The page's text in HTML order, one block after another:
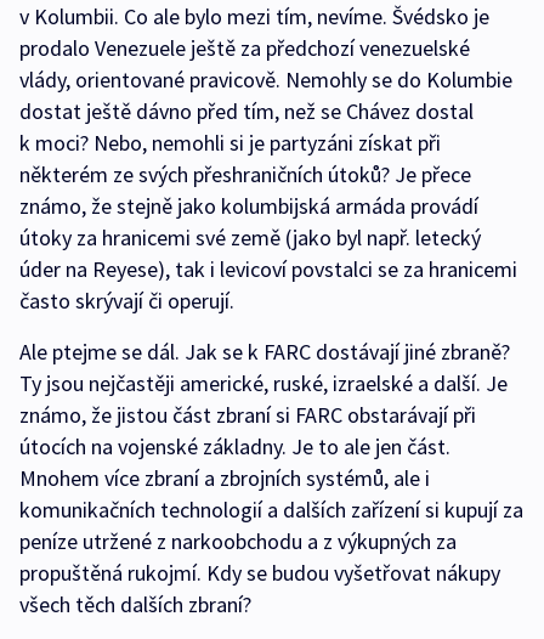
v Kolumbii. Co ale bylo mezi tím, nevíme. Švédsko je
prodalo Venezuele ještě za předchozí venezuelské
vlády, orientované pravicově. Nemohly se do Kolumbie
dostat ještě dávno před tím, než se Chávez dostal
k moci? Nebo, nemohli si je partyzáni získat při
některém ze svých přeshraničních útoků? Je přece
známo, že stejně jako kolumbijská armáda provádí
útoky za hranicemi své země (jako byl např. letecký
úder na Reyese), tak i levicoví povstalci se za hranicemi
často skrývají či operují.
Ale ptejme se dál. Jak se k FARC dostávají jiné zbraně?
Ty jsou nejčastěji americké, ruské, izraelské a další. Je
známo, že jistou část zbraní si FARC obstarávají při
útocích na vojenské základny. Je to ale jen část.
Mnohem více zbraní a zbrojních systémů, ale i
komunikačních technologií a dalších zařízení si kupují za
peníze utržené z narkoobchodu a z výkupných za
propuštěná rukojmí. Kdy se budou vyšetřovat nákupy
všech těch dalších zbraní?